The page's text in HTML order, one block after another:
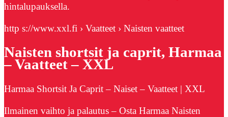
hintalupauksella.
http s://www.xxl.fi › Vaatteet › Naisten vaatteet
Naisten shortsit ja caprit, Harmaa
– Vaatteet – XXL
Harmaa Shortsit Ja Caprit – Naiset – Vaatteet | XXL
Ilmainen vaihto ja palautus – Osta Harmaa Naisten